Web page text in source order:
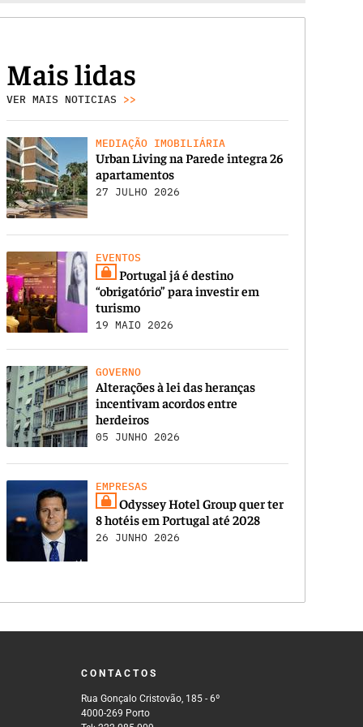
Mais lidas
VER MAIS NOTICIAS >>
MEDIAÇÃO IMOBILIÁRIA
Urban Living na Parede integra 26
apartamentos
27 JULHO 2026
EVENTOS
Portugal já é destino
“obrigatório” para investir em
turismo
19 MAIO 2026
GOVERNO
Alterações à lei das heranças
incentivam acordos entre
herdeiros
05 JUNHO 2026
EMPRESAS
Odyssey Hotel Group quer ter
8 hotéis em Portugal até 2028
26 JUNHO 2026
CONTACTOS
Rua Gonçalo Cristovão, 185 - 6º
4000-269 Porto